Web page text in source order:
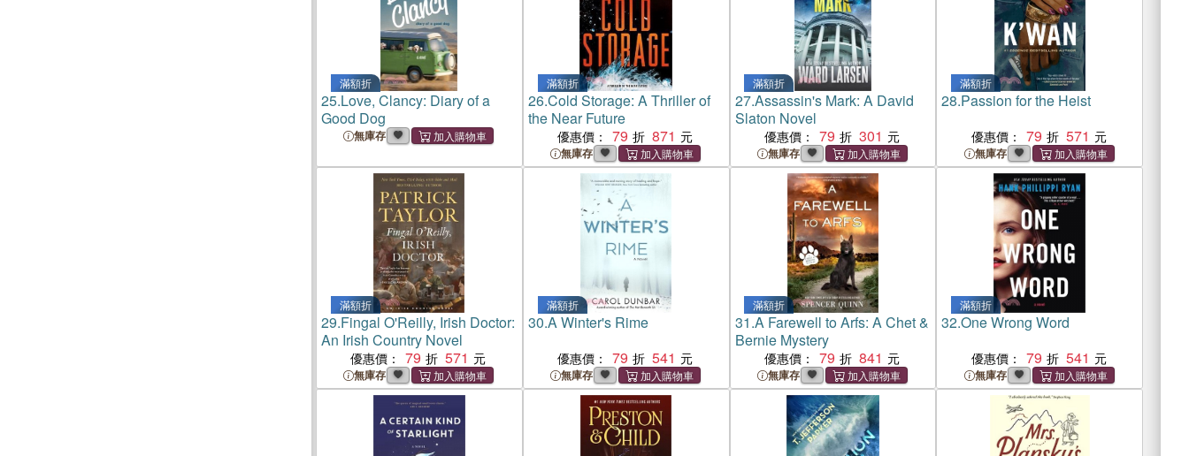
滿額折
25.Love, Clancy: Diary of a
Good Dog
無庫存
滿額折
26.Cold Storage: A Thriller of
the Near Future
優惠價： 79 871
無庫存
滿額折
27.Assassin's Mark: A David
Slaton Novel
優惠價： 79 301
無庫存
滿額折
28.Passion for the Heist
優惠價： 79 571
無庫存
滿額折
29.Fingal O'Reilly, Irish Doctor:
An Irish Country Novel
優惠價： 79 571
無庫存
滿額折
30.A Winter's Rime
優惠價： 79 541
無庫存
滿額折
31.A Farewell to Arfs: A Chet &
Bernie Mystery
優惠價： 79 841
無庫存
滿額折
32.One Wrong Word
優惠價： 79 541
無庫存